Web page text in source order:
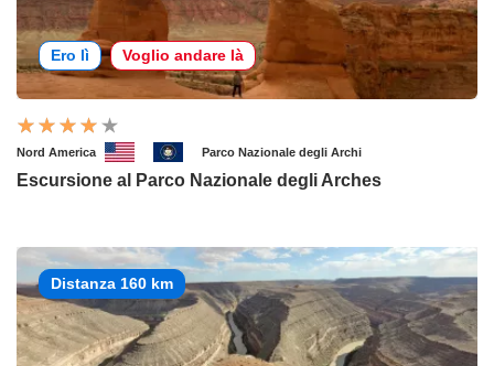
Ero lì Voglio andare là
Nord America Parco Nazionale degli Archi
Escursione al Parco Nazionale degli Arches
Distanza 160 km